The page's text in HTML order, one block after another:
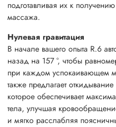
подготавливая их к
массажа.
Нулевая гравитация
В начале вашего опыта R.6
назад на 157 °, чтобы
при каждом успокаивающем
также предлагает
которое обеспечивает
тела, улучшая
и мягко расслабляя